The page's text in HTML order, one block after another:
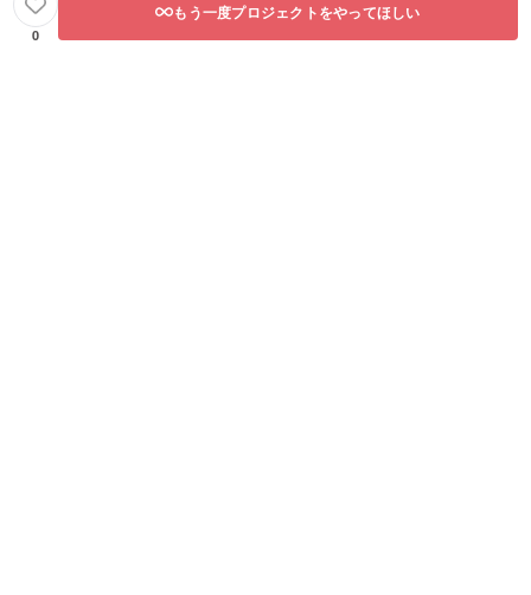
0
もう一度プロジェクトをやってほしい